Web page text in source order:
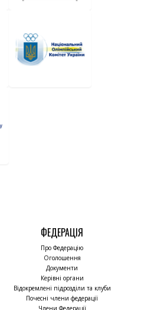
ФЕДЕРАЦІЯ
Про Федерацію
Оголошення
Документи
Керівні органи
Відокремлені підрозділи та клуби
Почесні члени федерації
Члени Федерації